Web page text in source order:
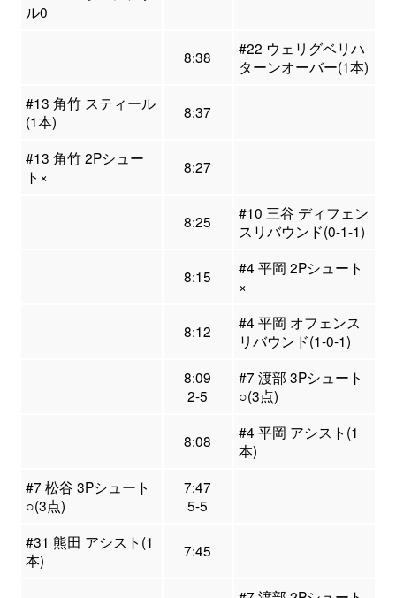
ル0
8:38
#22 ウェリグベリハ
ターンオーバー(1本)
#13 角竹 スティール
(1本)
8:37
#13 角竹 2Pシュー
ト×
8:27
8:25
#10 三谷 ディフェン
スリバウンド(0-1-1)
8:15
#4 平岡 2Pシュート
×
8:12
#4 平岡 オフェンス
リバウンド(1-0-1)
8:09
2-5
#7 渡部 3Pシュート
○(3点)
8:08
#4 平岡 アシスト(1
本)
#7 松谷 3Pシュート
○(3点)
7:47
5-5
#31 熊田 アシスト(1
本)
7:45